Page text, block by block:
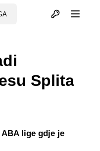
Otvori profil
Splita
lige gdje je